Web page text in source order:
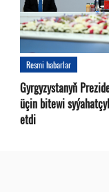
Resmi habarlar
Gyrgyzystanyň
üçin bitewi
etdi